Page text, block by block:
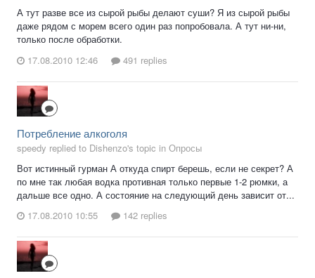
А тут разве все из сырой рыбы делают суши? Я из сырой рыбы
даже рядом с морем всего один раз попробовала. А тут ни-ни,
только после обработки.
17.08.2010 12:46
491 replies
Потребление алкоголя
speedy replied to Dishenzo's topic in Опросы
Вот истинный гурман А откуда спирт берешь, если не секрет? А
по мне так любая водка противная только первые 1-2 рюмки, а
дальше все одно. А состояние на следующий день зависит от...
17.08.2010 10:55
142 replies